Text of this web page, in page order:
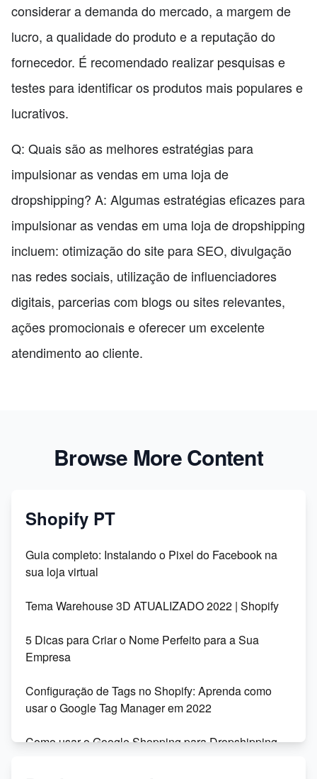
considerar a demanda do mercado, a margem de
lucro, a qualidade do produto e a reputação do
fornecedor. É recomendado realizar pesquisas e
testes para identificar os produtos mais populares e
lucrativos.
Q: Quais são as melhores estratégias para
impulsionar as vendas em uma loja de
dropshipping? A: Algumas estratégias eficazes para
impulsionar as vendas em uma loja de dropshipping
incluem: otimização do site para SEO, divulgação
nas redes sociais, utilização de influenciadores
digitais, parcerias com blogs ou sites relevantes,
ações promocionais e oferecer um excelente
atendimento ao cliente.
Browse More Content
Shopify PT
Guia completo: Instalando o Pixel do Facebook na
sua loja virtual
Tema Warehouse 3D ATUALIZADO 2022 | Shopify
5 Dicas para Criar o Nome Perfeito para a Sua
Empresa
Configuração de Tags no Shopify: Aprenda como
usar o Google Tag Manager em 2022
Como usar o Google Shopping para Dropshipping